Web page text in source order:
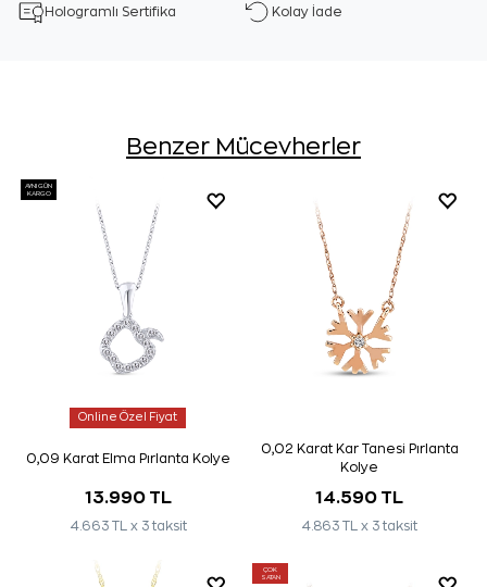
Hologramlı Sertifika Kolay İade
Benzer Mücevherler
AYNI GÜN
KARGO
Online Özel Fiyat
0,09 Karat Elma Pırlanta Kolye
13.990 TL
4.663 TL x 3 taksit
0,02 Karat Kar Tanesi Pırlanta
Kolye
14.590 TL
4.863 TL x 3 taksit
ÇOK
SATAN